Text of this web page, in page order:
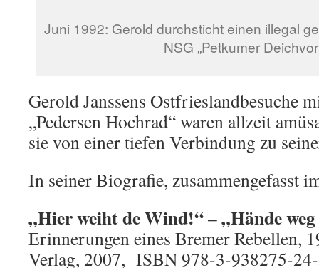
Juni 1992: Gerold durchsticht einen illegal
NSG „Petkumer
Gerold Janssens Ostfrieslandbesuche
„Pedersen Hochrad“ waren allzeit
sie von einer tiefen Verbindung zu
In seiner Biografie, zusammengefasst
„Hier weiht de Wind!“ – „Hände
Erinnerungen eines Bremer
Verlag, 2007, ISBN 978-3-938275-